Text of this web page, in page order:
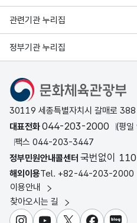
관련기관 누리집
정부기관 누리집
문화체육관광부
30119 세종특별자치시 갈매로
대표전화044-203-2000
(평
팩스 044-203-3447
정부민원안내콜센터 국번없이 110
해외이용Tel. +82-44-203-2000
이용안내
찾아오시는 길